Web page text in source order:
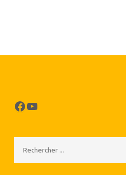
Facebook
YouTube